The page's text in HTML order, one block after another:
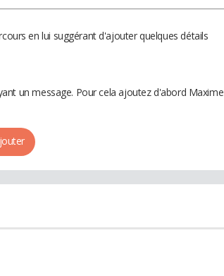
en lui suggérant d'ajouter quelques détails
un message. Pour cela ajoutez d'abord Maxime